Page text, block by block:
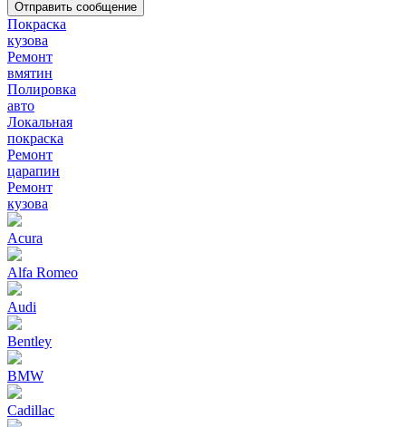
Покраска
кузова
Ремонт
вмятин
Полировка
авто
Локальная
покраска
Ремонт
царапин
Ремонт
кузова
Acura
Alfa Romeo
Audi
Bentley
BMW
Cadillac